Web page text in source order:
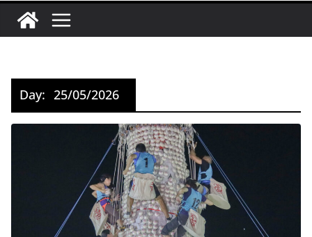
Day: 25/05/2026